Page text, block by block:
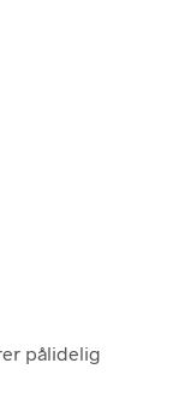
pålidelig